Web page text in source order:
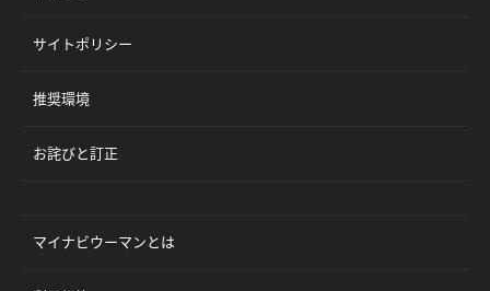
サイトポリシー
推奨環境
お詫びと訂正
マイナビウーマンとは